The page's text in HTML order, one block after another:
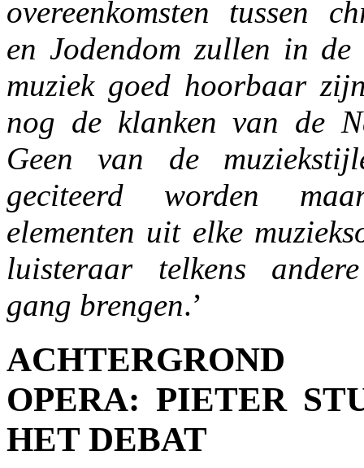
overeenkomsten tussen
en Jodendom zullen in
muziek goed hoorbaar
nog de klanken van de
Geen van de
geciteerd worden
elementen uit elke
luisteraar telkens
gang brengen.’
OPERA: PIETER
HET DEBAT